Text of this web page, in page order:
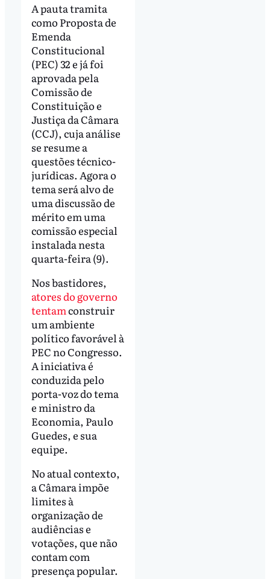
A pauta tramita
como Proposta de
Emenda
Constitucional
(PEC) 32 e já foi
aprovada pela
Comissão de
Constituição e
Justiça da Câmara
(CCJ), cuja análise
se resume a
questões técnico-
jurídicas. Agora o
tema será alvo de
uma discussão de
mérito em uma
comissão especial
instalada nesta
quarta-feira (9).
Nos bastidores,
atores do governo
tentamconstruir
um ambiente
político favorável à
PEC no Congresso.
A iniciativa é
conduzida pelo
porta-voz do tema
e ministro da
Economia, Paulo
Guedes, e sua
equipe.
No atual contexto,
a Câmara impõe
limites à
organização de
audiências e
votações, que não
contam com
presença popular.